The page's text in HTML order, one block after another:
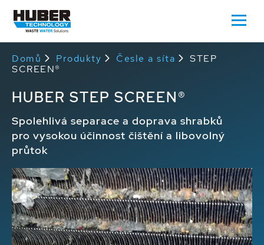
Domů Produkty Česle a síta
STEP
SCREEN®
HUBER STEP SCREEN®
Spolehlivá separace a doprava shrabků
pro vysokou účinnost čištění a libovolný
průtok